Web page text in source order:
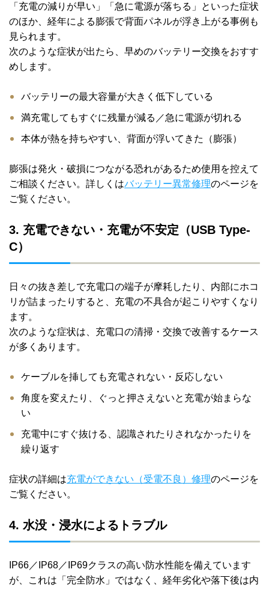
「充電の減りが早い」「急に電源が落ちる」といった症状
のほか、経年による膨張で背面パネルが浮き上がる事例も
見られます。
次のような症状が出たら、早めのバッテリー交換をおすす
めします。
バッテリーの最大容量が大きく低下している
満充電してもすぐに残量が減る／急に電源が切れる
本体が熱を持ちやすい、背面が浮いてきた（膨張）
膨張は発火・破損につながる恐れがあるため使用を控えて
ご相談ください。詳しくはバッテリー異常修理のページを
ご覧ください。
3. 充電できない・充電が不安定（USB Type-
C）
日々の抜き差しで充電口の端子が摩耗したり、内部にホコ
リが詰まったりすると、充電の不具合が起こりやすくなり
ます。
次のような症状は、充電口の清掃・交換で改善するケース
が多くあります。
ケーブルを挿しても充電されない・反応しない
角度を変えたり、ぐっと押さえないと充電が始まらな
い
充電中にすぐ抜ける、認識されたりされなかったりを
繰り返す
症状の詳細は充電ができない（受電不良）修理のページを
ご覧ください。
4. 水没・浸水によるトラブル
IP66／IP68／IP69クラスの高い防水性能を備えています
が、これは「完全防水」ではなく、経年劣化や落下後は内